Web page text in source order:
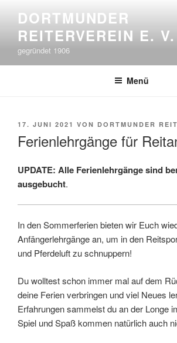
springen
DORTMUNDER
REITERVEREIN E. V.
gegründet 1906
Menü
VERÖFFENTLICHT
17. JUNI 2021 VON DORTMUNDER
Ferienlehrgänge für
UPDATE: Alle Ferienlehrgänge sind
ausgebucht.
In den Sommerferien bieten wir Euch
Anfängerlehrgänge an, um in den
und Pferdeluft zu schnuppern!
Du wolltest schon immer mal auf dem
deine Ferien verbringen und viel Neues
Erfahrungen sammelst du an der Longe
Spiel und Spaß kommen natürlich auch